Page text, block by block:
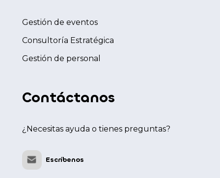
Gestión de eventos
Consultoría Estratégica
Gestión de personal
Contáctanos
¿Necesitas ayuda o tienes preguntas?
Escríbenos